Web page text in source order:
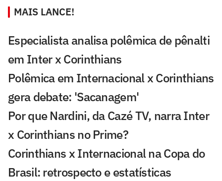
MAIS LANCE!
Especialista analisa polêmica de pênalti
em Inter x Corinthians
Polêmica em Internacional x Corinthians
gera debate: 'Sacanagem'
Por que Nardini, da Cazé TV, narra Inter
x Corinthians no Prime?
Corinthians x Internacional na Copa do
Brasil: retrospecto e estatísticas